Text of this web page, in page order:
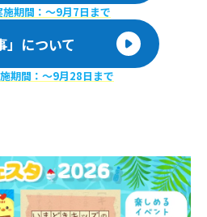
施期間：〜9月7日まで
」について
期間：〜9月28日まで